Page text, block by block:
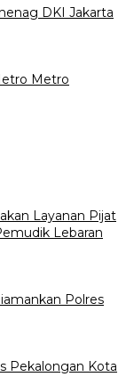
DKI Jakarta
Metro
Layanan Pijat
Lebaran
Polres
Pekalongan Kota